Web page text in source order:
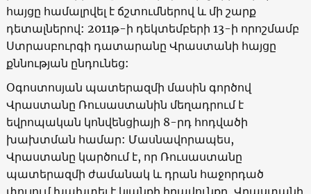
հայցը համալրվել է ճշտումներով և մի շարք
դետալներով: 2011թ-ի դեկտեմբերի 13-ի որոշմամբ
Ստրասբուրգի դատարանը Վրաստանի հայցը
քննության ընդունեց:
Օգոստոսյան պատերազմի մասին գործով
Վրաստանը Ռուսաստանին մեղադրում է
եվրոպական կոնվենցիայի 8-րդ հոդվածի
խախտման համար: Մասնավորապես,
Վրաստանը կարծում է, որ Ռուսաստանը
պատերազմի ժամանակ և դրան հաջորդած